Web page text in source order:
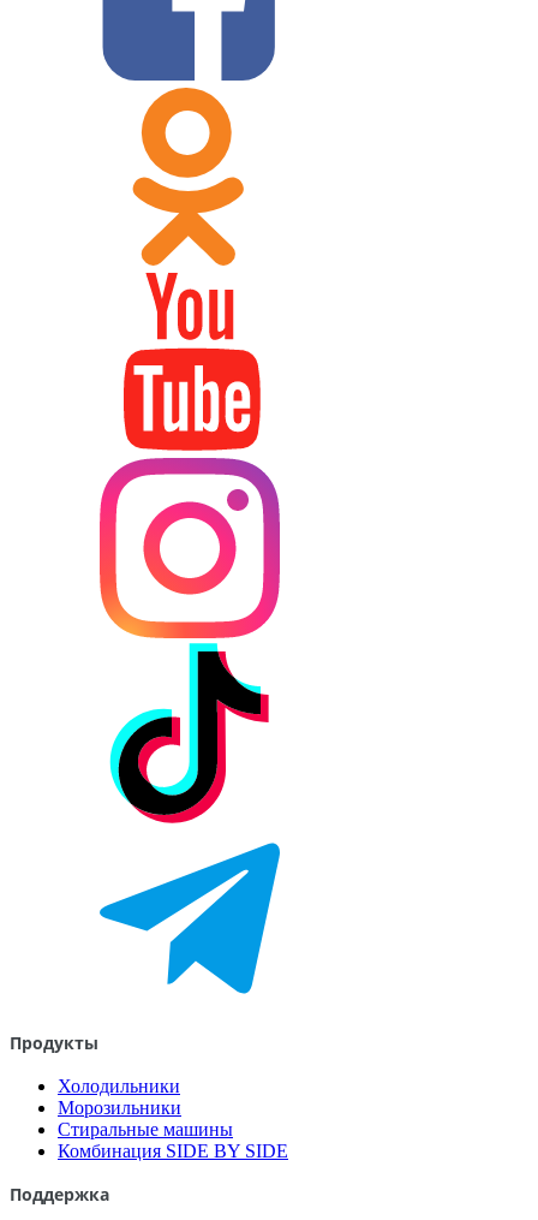
Продукты
Холодильники
Морозильники
Стиральные машины
Комбинация SIDE BY SIDE
Поддержка